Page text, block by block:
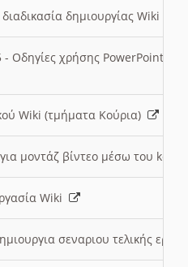
δημιουργίας Wiki
Οδηγίες χρήσης PowerPoint
Wiki (τμήματα Κούρια)
για μοντάζ βίντεο μέσω του
Wiki
σεναριου τελικής